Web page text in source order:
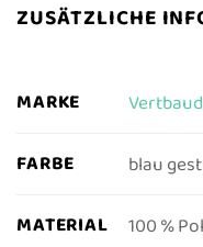
ZUSÄTZLICHE
MARKE
FARBE blau
MATERIAL 100 %